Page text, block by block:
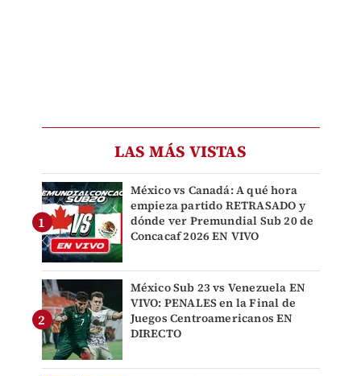
LAS MÁS VISTAS
México vs Canadá: A qué hora
empieza partido RETRASADO y
dónde ver Premundial Sub 20 de
Concacaf 2026 EN VIVO
México Sub 23 vs Venezuela EN
VIVO: PENALES en la Final de
Juegos Centroamericanos EN
DIRECTO